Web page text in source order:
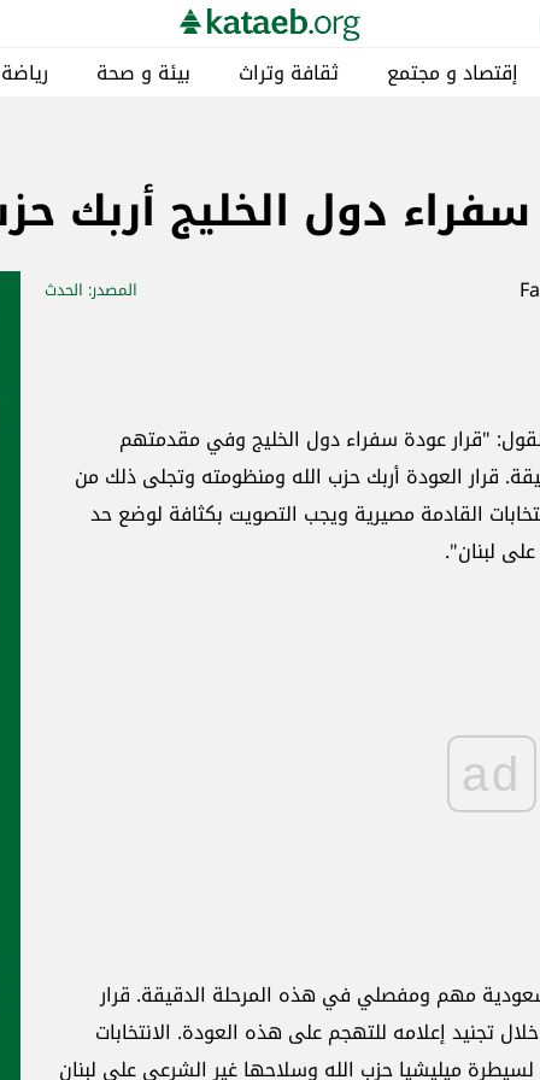
إقتصاد و مجتمع ثقافة وتراث بيئة و صحة رياضة
دول الخليج أربك
المصدر: الحدث
"‏قرار عودة سفراء دول الخليج وفي مقدمتهم
قرار العودة أربك حزب الله ومنظومته وتجلى ذلك من
القادمة مصيرية ويجب التصويت بكثافة لوضع حد
لبنان".
ad
مهم ومفصلي في هذه المرحلة الدقيقة. قرار
تجنيد إعلامه للتهجم على هذه العودة. الانتخابات
ميليشيا حزب الله وسلاحها غير الشرعي على لبنان